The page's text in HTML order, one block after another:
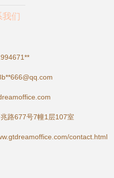
我们
666@qq.com
路677号7幢1层107室
contact.html